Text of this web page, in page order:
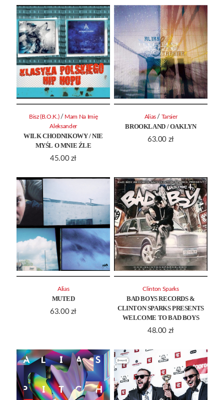
WILK CHODNIKOWY / NIE
MYŚL O MNIE ŹLE
45.00 zł
Bisz (B.O.K.) / Mam Na Imię
Aleksander
BROOKLAND / OAKLYN
63.00 zł
Alias / Tarsier
MUTED
63.00 zł
Alias
BAD BOYS RECORDS &
CLINTON SPARKS PRESENTS
WELCOME TO BAD BOYS
48.00 zł
Clinton Sparks